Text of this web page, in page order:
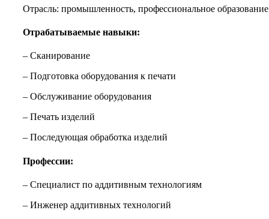
Отрасль: промышленность, профессиональное образование
Отрабатываемые навыки:
– Сканирование
– Подготовка оборудования к печати
– Обслуживание оборудования
– Печать изделий
– Последующая обработка изделий
Профессии:
– Специалист по аддитивным технологиям
– Инженер аддитивных технологий